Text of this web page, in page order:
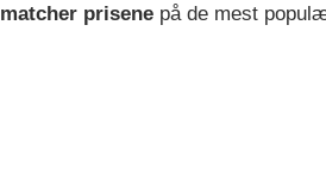
matcher prisene på de mest